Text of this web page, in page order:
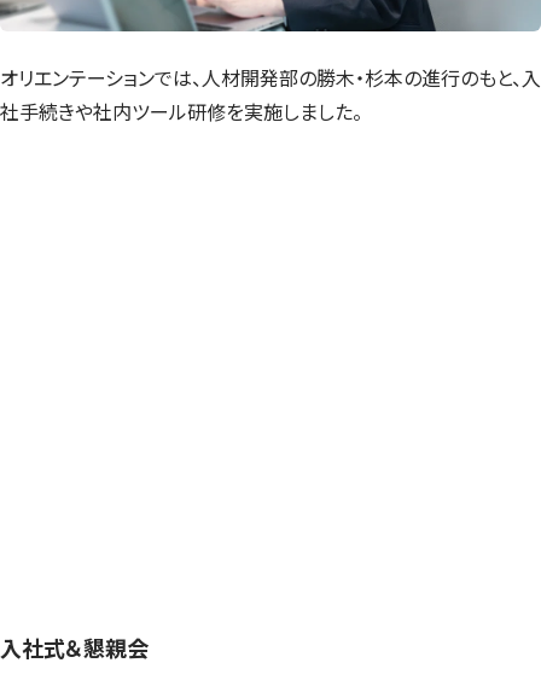
オリエンテーションでは、人材開発部の勝木・杉本の進行のもと、入
社手続きや社内ツール研修を実施しました。
入社式＆懇親会